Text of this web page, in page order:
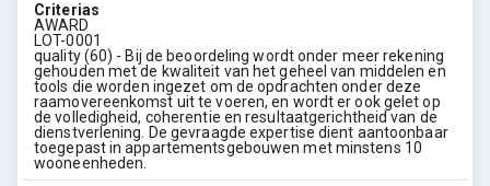
Criterias
AWARD
LOT-0001
quality (60) - Bij de beoordeling wordt onder meer rekening
gehouden met de kwaliteit van het geheel van middelen en
tools die worden ingezet om de opdrachten onder deze
raamovereenkomst uit te voeren, en wordt er ook gelet op
de volledigheid, coherentie en resultaatgerichtheid van de
dienstverlening. De gevraagde expertise dient aantoonbaar
toegepast in appartementsgebouwen met minstens 10
wooneenheden.